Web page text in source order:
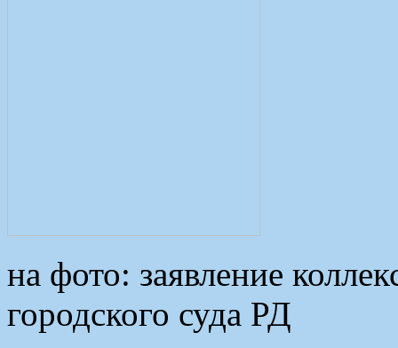
на фото: заявление
городского суда РД